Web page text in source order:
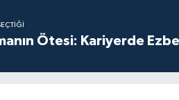
Ötesi: Kariyerde